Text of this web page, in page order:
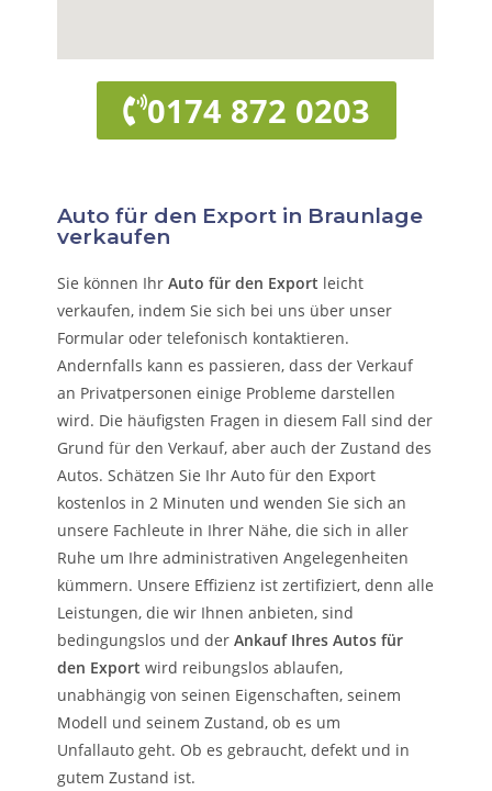
0174 872 0203
Auto für den Export in Braunlage
verkaufen
Sie können IhrAuto für den Export leicht
verkaufen, indem Sie sich bei uns über unser
Formular oder telefonisch kontaktieren.
Andernfalls kann es passieren, dass der Verkauf
an Privatpersonen einige Probleme darstellen
wird. Die häufigsten Fragen in diesem Fall sind der
Grund für den Verkauf, aber auch der Zustand des
Autos. Schätzen Sie Ihr Auto für den Export
kostenlos in 2 Minuten und wenden Sie sich an
unsere Fachleute in Ihrer Nähe, die sich in aller
Ruhe um Ihre administrativen Angelegenheiten
kümmern. Unsere Effizienz ist zertifiziert, denn alle
Leistungen, die wir Ihnen anbieten, sind
bedingungslos und derAnkauf Ihres Autos für
den Export wird reibungslos ablaufen,
unabhängig von seinen Eigenschaften, seinem
Modell und seinem Zustand, ob es um
Unfallauto geht. Ob es gebraucht, defekt und in
gutem Zustand ist.